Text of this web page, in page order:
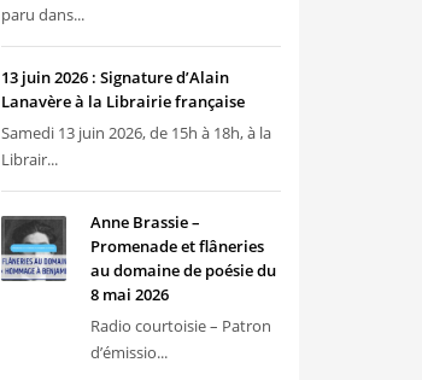
paru dans...
13 juin 2026 : Signature d’Alain
Lanavère à la Librairie française
Samedi 13 juin 2026, de 15h à 18h, à la
Librair...
Anne Brassie –
Promenade et flâneries
au domaine de poésie du
8 mai 2026
Radio courtoisie – Patron
d’émissio...